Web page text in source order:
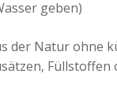
geben)
der Natur ohne
Füllstoffen